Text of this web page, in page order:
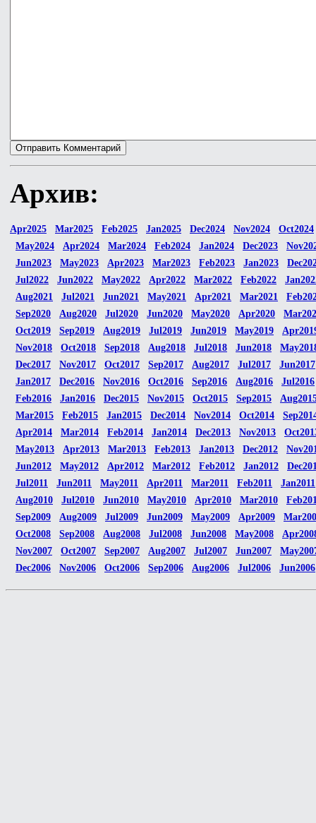
Архив:
Apr2025 Mar2025 Feb2025 Jan2025 Dec2024 Nov2024
Oct2024
May2024
Apr2024 Mar2024 Feb2024 Jan2024 Dec2023
Jun2023
May2023 Apr2023 Mar2023 Feb2023 Jan2023
Jul2022
Jun2022 May2022 Apr2022 Mar2022 Feb2022
Aug2021
Jul2021 Jun2021 May2021 Apr2021 Mar2021
Sep2020
Aug2020 Jul2020 Jun2020 May2020 Apr2020
Oct2019
Sep2019 Aug2019 Jul2019 Jun2019 May2019
Nov2018
Oct2018 Sep2018 Aug2018 Jul2018 Jun2018
Dec2017
Nov2017 Oct2017 Sep2017 Aug2017 Jul2017
Jun2017
Jan2017
Dec2016 Nov2016 Oct2016 Sep2016 Aug2016
Jul2016
Feb2016
Jan2016 Dec2015 Nov2015 Oct2015 Sep2015
Mar2015
Feb2015 Jan2015 Dec2014 Nov2014 Oct2014
Apr2014
Mar2014 Feb2014 Jan2014 Dec2013 Nov2013
May2013
Apr2013 Mar2013 Feb2013 Jan2013 Dec2012
Jun2012
May2012 Apr2012 Mar2012 Feb2012 Jan2012
Jul2011
Jun2011 May2011 Apr2011 Mar2011 Feb2011
Jan2011
Aug2010
Jul2010 Jun2010 May2010 Apr2010 Mar2010
Sep2009
Aug2009 Jul2009 Jun2009 May2009 Apr2009
Oct2008
Sep2008 Aug2008 Jul2008 Jun2008 May2008
Nov2007
Oct2007 Sep2007 Aug2007 Jul2007 Jun2007
Dec2006
Nov2006 Oct2006 Sep2006 Aug2006 Jul2006 Jun2006